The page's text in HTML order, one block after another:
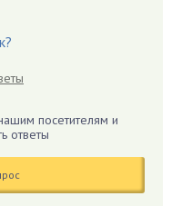
посетителям и
ответы